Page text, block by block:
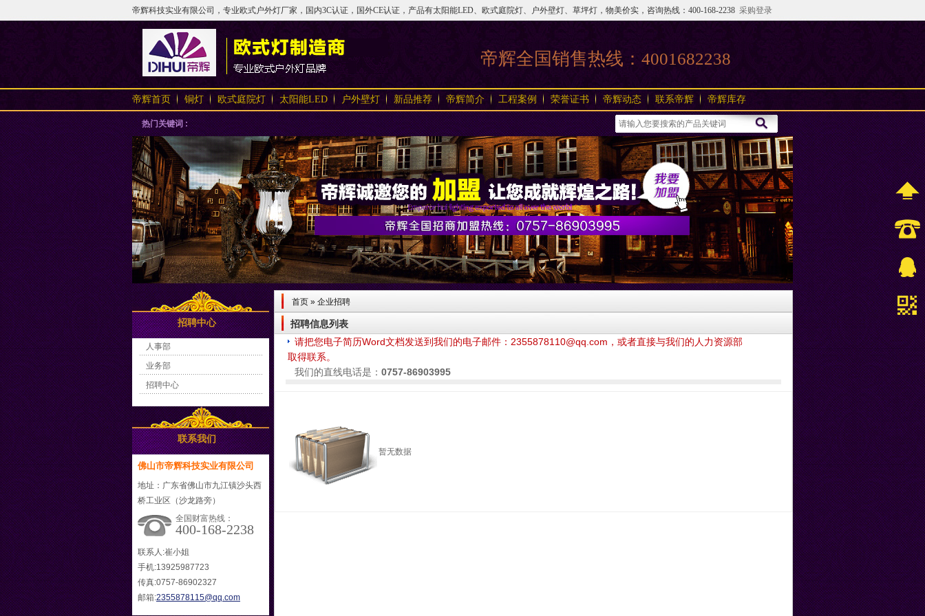
帝辉科技实业有限公司，专业欧式户外灯厂家，国内3C认证，国外CE认证，产品有太阳能LED、欧式庭院灯、户外壁灯、草坪灯，物美价实，咨询热线：400-168-2238 采购登录
帝辉全国销售热线： 4001682238
帝辉首页 铜灯 欧式庭院灯 太阳能LED 户外壁灯 新品推荐 帝辉简介 工程案例 荣誉证书 帝辉动态 联系帝辉 帝辉库存
热门关键词 :
招聘中心
人事部
业务部
招聘中心
联系我们
佛山市帝辉科技实业有限公司
地址：广东省佛山市九江镇沙头西
桥工业区（沙龙路旁）
全国财富热线：
400-168-2238
联系人:崔小姐
手机:13925987723
传真:0757-86902327
邮箱:2355878115@qq.com
首页 » 企业招聘
招聘信息列表
请把您电子简历Word文档发送到我们的电子邮件：2355878110@qq.com，或者直接与我们的人力资源部
取得联系。
我们的直线电话是： 0757-86903995
暂无数据